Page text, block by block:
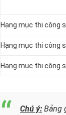
Hạng mục thi công
Hạng mục thi công
Hạng mục thi công
Chú ý: Bảng